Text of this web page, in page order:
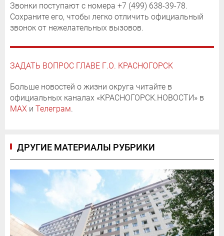
Звонки поступают с номера +7 (499) 638-39-78.
Сохраните его, чтобы легко отличить официальный
звонок от нежелательных вызовов.
ЗАДАТЬ ВОПРОС ГЛАВЕ Г.О. КРАСНОГОРСК
Больше новостей о жизни округа читайте в
официальных каналах «КРАСНОГОРСК.НОВОСТИ» в
MAX и Телеграм.
ДРУГИЕ МАТЕРИАЛЫ РУБРИКИ